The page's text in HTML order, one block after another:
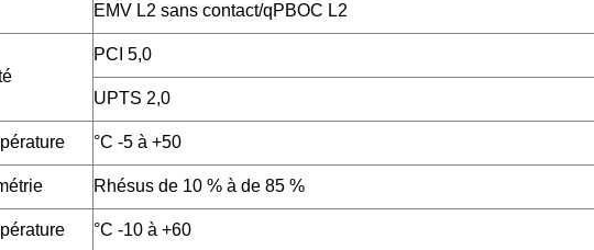
EMV L2 sans contact/qPBOC L2
PCI 5,0
UPTS 2,0
°C -5 à +50
Rhésus de 10 % à de 85 %
°C -10 à +60